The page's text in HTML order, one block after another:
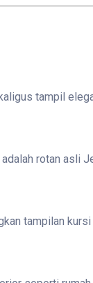
tampil
rotan asli
tampilan